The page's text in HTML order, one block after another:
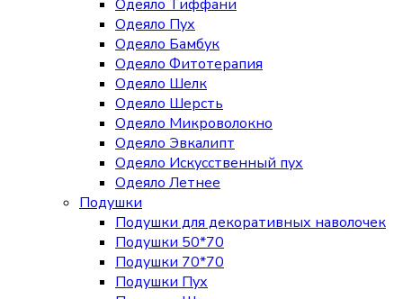
Одеяло Тиффани
Одеяло Пух
Одеяло Бамбук
Одеяло Фитотерапия
Одеяло Шелк
Одеяло Шерсть
Одеяло Микроволокно
Одеяло Эвкалипт
Одеяло Искусственный пух
Одеяло Летнее
Подушки
Подушки для декоративных наволочек
Подушки 50*70
Подушки 70*70
Подушки Пух